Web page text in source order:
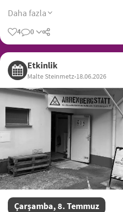
Daha fazla
4 0
Etkinlik
Malte Steinmetz•18.06.2026
Çarşamba, 8. Temmuz